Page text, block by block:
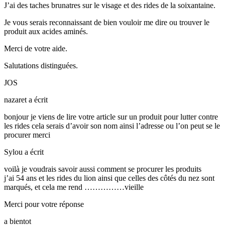
J’ai des taches brunatres sur le visage et des rides de la soixantaine.
Je vous serais reconnaissant de bien vouloir me dire ou trouver le
produit aux acides aminés.
Merci de votre aide.
Salutations distinguées.
JOS
nazaret a écrit
bonjour je viens de lire votre article sur un produit pour lutter contre
les rides cela serais d’avoir son nom ainsi l’adresse ou l’on peut se le
procurer merci
Sylou a écrit
voilà je voudrais savoir aussi comment se procurer les produits
j’ai 54 ans et les rides du lion ainsi que celles des côtés du nez sont
marqués, et cela me rend ……………vieille
Merci pour votre réponse
a bientot